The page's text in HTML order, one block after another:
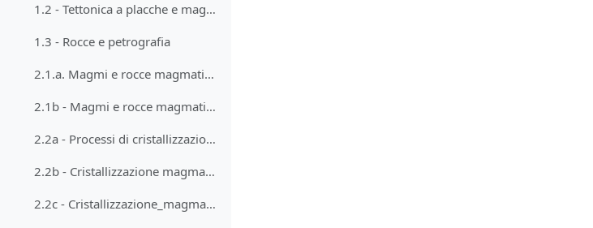
1.2 - Tettonica a placche e magmatismo
1.3 - Rocce e petrografia
2.1.a. Magmi e rocce magmatiche
2.1b - Magmi e rocce magmatiche, parte b
2.2a - Processi di cristallizzazione
2.2b - Cristallizzazione magmatica
2.2c - Cristallizzazione_magmatica